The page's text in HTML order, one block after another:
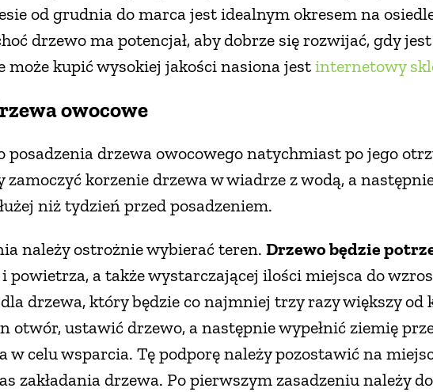
od grudnia do marca jest idealnym okresem na
drzewo ma potencjał, aby dobrze się rozwijać, gdy
może kupić wysokiej jakości nasiona jestinternetowy
owocowe
posadzenia drzewa owocowego natychmiast po jego
zamoczyć korzenie drzewa w wiadrze z wodą, a
niż tydzień przed posadzeniem.
należy ostrożnie wybierać teren. Drzewo będzie
i powietrza, a także wystarczającej ilości miejsca do
drzewa, który będzie co najmniej trzy razy większy od
otwór, ustawić drzewo, a następnie wypełnić ziemię
w celu wsparcia. Tę podporę należy pozostawić na
zakładania drzewa. Po pierwszym zasadzeniu należy